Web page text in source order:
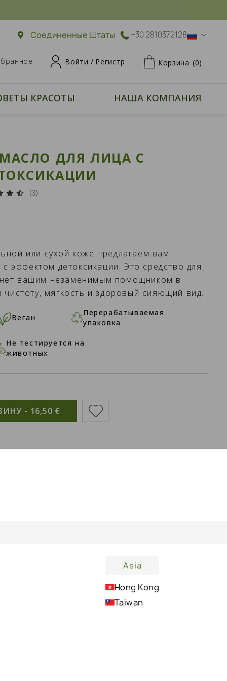
Соединенные Штаты
Asia
Hong Kong
Taiwan
+30 2810372128
Войти / Регистр Корзина (0)
КРАСОТЫ НАША КОМПАНИЯ
ДЛЯ ЛИЦА С
(3)
или сухой коже предлагаем вам
эффектом детоксикации. Это средство для
вашим незаменимым помощником в
чистоту, мягкость и здоровый сияющий вид.
Веган
Перерабатываемая
упаковка
Не тестируется на
животных
- 16,50 €
для лица?
Делая кожу лица более здоровой и сияющей